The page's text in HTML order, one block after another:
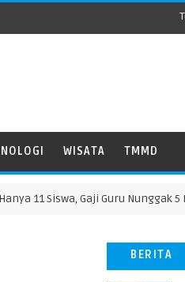
WISATA TMMD
Siswa, Gaji Guru Nunggak 5
BERITA